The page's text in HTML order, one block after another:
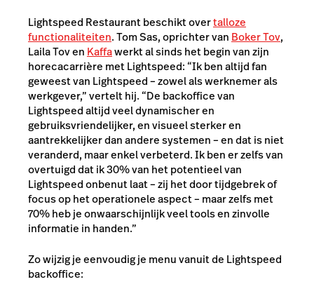
Lightspeed Restaurant beschikt overtalloze
functionaliteiten. Tom Sas, oprichter van Boker Tov,
Laila Tov en Kaffawerkt al sinds het begin van zijn
horecacarrière met Lightspeed: “Ik ben altijd fan
geweest van Lightspeed – zowel als werknemer als
werkgever,” vertelt hij. “De backoffice van
Lightspeed altijd veel dynamischer en
gebruiksvriendelijker, en visueel sterker en
aantrekkelijker dan andere systemen – en dat is niet
veranderd, maar enkel verbeterd. Ik ben er zelfs van
overtuigd dat ik 30% van het potentieel van
Lightspeed onbenut laat – zij het door tijdgebrek of
focus op het operationele aspect – maar zelfs met
70% heb je onwaarschijnlijk veel tools en zinvolle
informatie in handen.”
Zo wijzig je eenvoudig je menu vanuit de Lightspeed
backoffice: